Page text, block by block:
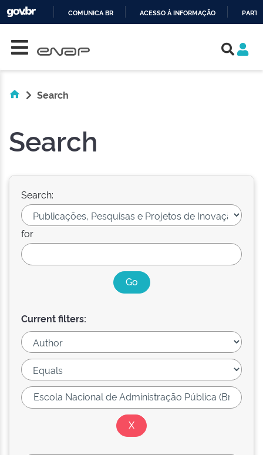
COMUNICA BR ACESSO À INFORMAÇÃO
Search
Search
Search:
for
Current filters: